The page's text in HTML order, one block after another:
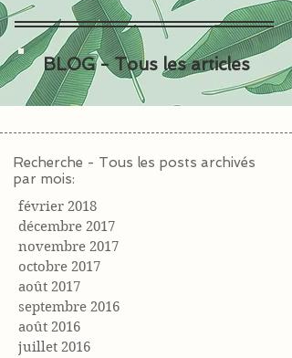
BLOG - Tous les articles
Recherche - Tous les posts archivés
par mois:
février 2018
décembre 2017
novembre 2017
octobre 2017
août 2017
septembre 2016
août 2016
juillet 2016